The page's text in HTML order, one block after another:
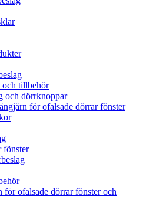
tillbehör
och dörrknoppar
för ofalsade dörrar fönster
fönster
för ofalsade dörrar fönster och